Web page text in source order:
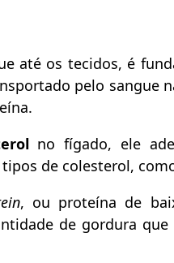
até os tecidos, é
pelo sangue
no fígado, ele
de colesterol,
, ou proteína de
de gordura